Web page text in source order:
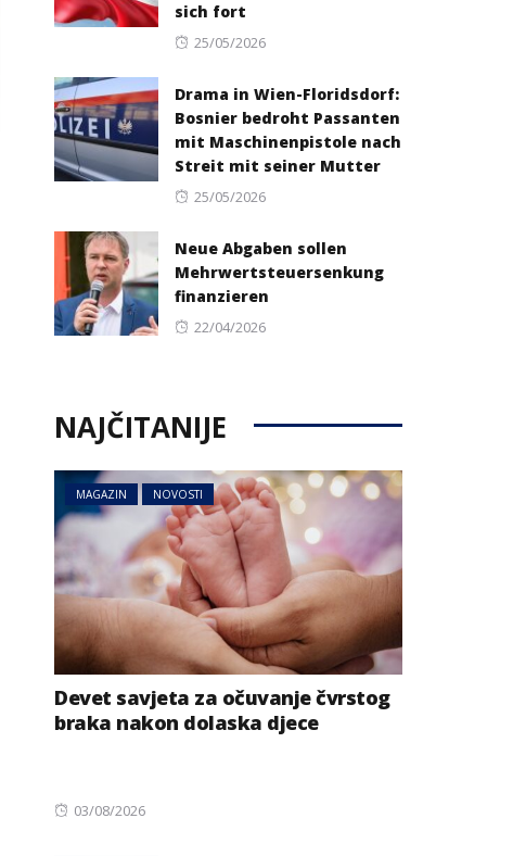
sich fort
Posted
25/05/2026
Drama in Wien-Floridsdorf:
Bosnier bedroht Passanten
mit Maschinenpistole nach
Streit mit seiner Mutter
Posted
25/05/2026
Neue Abgaben sollen
Mehrwertsteuersenkung
finanzieren
Posted
22/04/2026
NAJČITANIJE
MAGAZIN NOVOSTI
Devet savjeta za očuvanje čvrstog
braka nakon dolaska djece
Posted
03/08/2026